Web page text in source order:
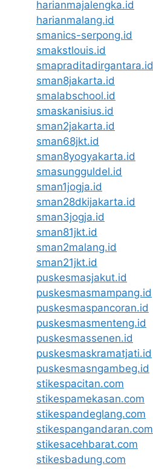
harianmajalengka.id
harianmalang.id
smanics-serpong.id
smakstlouis.id
smapraditadirgantara.id
sman8jakarta.id
smalabschool.id
smaskanisius.id
sman2jakarta.id
sman68jkt.id
sman8yogyakarta.id
smasungguldel.id
sman1jogja.id
sman28dkijakarta.id
sman3jogja.id
sman81jkt.id
sman2malang.id
sman21jkt.id
puskesmasjakut.id
puskesmasmampang.id
puskesmaspancoran.id
puskesmasmenteng.id
puskesmassenen.id
puskesmaskramatjati.id
puskesmasngambeg.id
stikespacitan.com
stikespamekasan.com
stikespandeglang.com
stikespangandaran.com
stikesacehbarat.com
stikesbadung.com